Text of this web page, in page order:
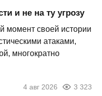
и не на ту угрозу
момент своей истории
атаками,
многократно
4 авг 2026 3 323